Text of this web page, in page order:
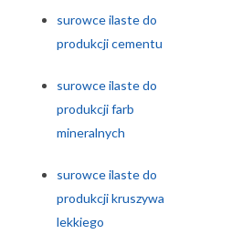
surowce ilaste do
produkcji cementu
surowce ilaste do
produkcji farb
mineralnych
surowce ilaste do
produkcji kruszywa
lekkiego